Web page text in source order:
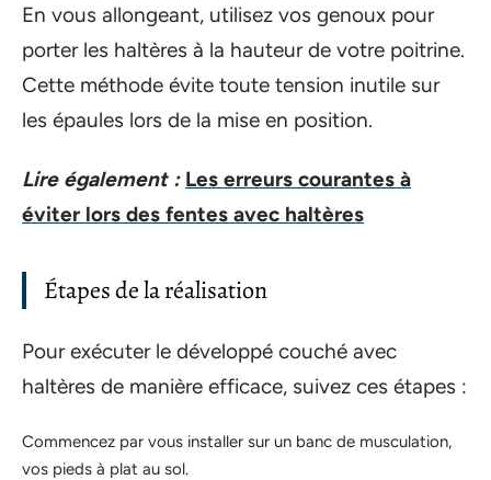
En vous allongeant, utilisez vos genoux pour
porter les haltères à la hauteur de votre poitrine.
Cette méthode évite toute tension inutile sur
les épaules lors de la mise en position.
Lire également : Les erreurs courantes à
éviter lors des fentes avec haltères
Étapes de la réalisation
Pour exécuter le développé couché avec
haltères de manière efficace, suivez ces étapes :
Commencez par vous installer sur un banc de musculation,
vos pieds à plat au sol.